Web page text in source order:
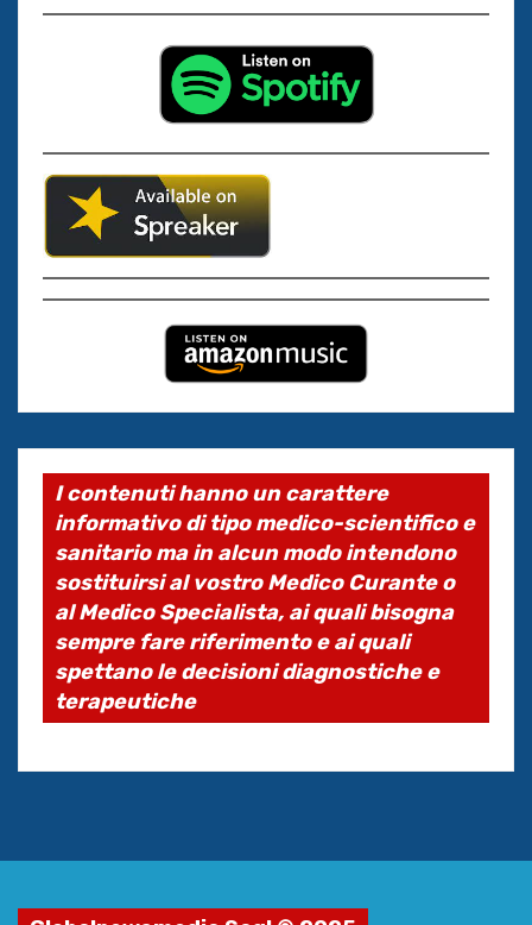
I contenuti hanno un carattere
informativo di tipo medico-scientifico e
sanitario ma in alcun modo intendono
sostituirsi al vostro Medico Curante o
al Medico Specialista, ai quali bisogna
sempre fare riferimento e ai quali
spettano le decisioni diagnostiche e
terapeutiche